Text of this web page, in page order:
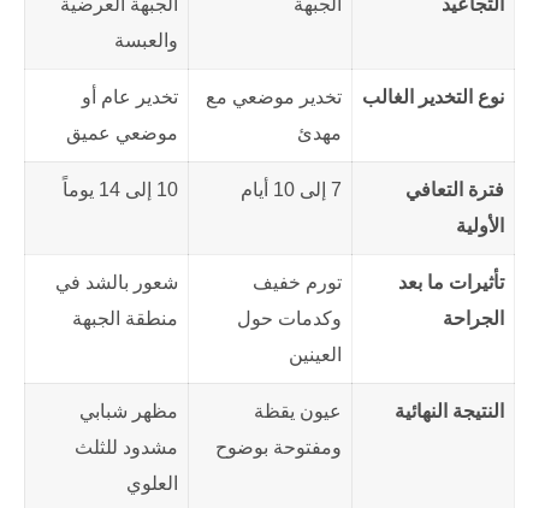
التجاعيد
الجبهة
الجبهة العرضية
والعبسة
نوع التخدير الغالب
تخدير موضعي مع
مهدئ
تخدير عام أو
موضعي عميق
فترة التعافي
الأولية
7 إلى 10 أيام 10 إلى 14 يوماً
تأثيرات ما بعد
الجراحة
تورم خفيف
وكدمات حول
العينين
شعور بالشد في
منطقة الجبهة
النتيجة النهائية
عيون يقظة
ومفتوحة بوضوح
مظهر شبابي
مشدود للثلث
العلوي